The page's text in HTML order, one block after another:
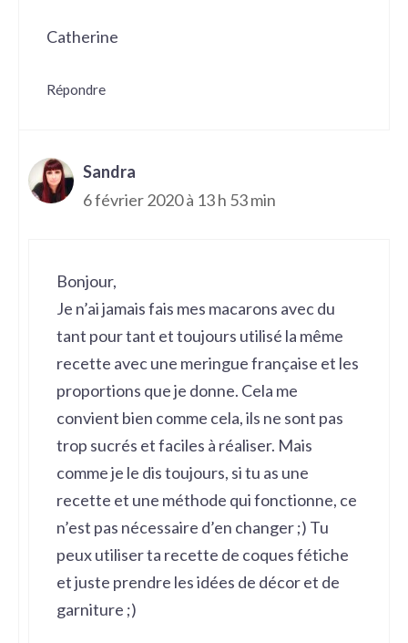
Catherine
Répondre
Sandra
6 février 2020 à 13 h 53 min
Bonjour,
Je n’ai jamais fais mes macarons avec du
tant pour tant et toujours utilisé la même
recette avec une meringue française et les
proportions que je donne. Cela me
convient bien comme cela, ils ne sont pas
trop sucrés et faciles à réaliser. Mais
comme je le dis toujours, si tu as une
recette et une méthode qui fonctionne, ce
n’est pas nécessaire d’en changer ;) Tu
peux utiliser ta recette de coques fétiche
et juste prendre les idées de décor et de
garniture ;)